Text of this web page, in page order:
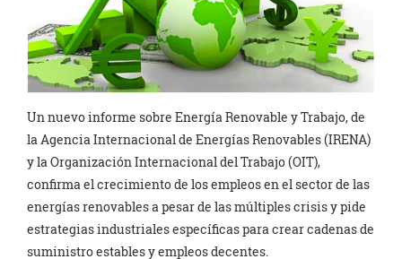
Un nuevo informe sobre Energía Renovable y Trabajo, de
la Agencia Internacional de Energías Renovables (IRENA)
y la Organización Internacional del Trabajo (OIT),
confirma el crecimiento de los empleos en el sector de las
energías renovables a pesar de las múltiples crisis y pide
estrategias industriales específicas para crear cadenas de
suministro estables y empleos decentes.